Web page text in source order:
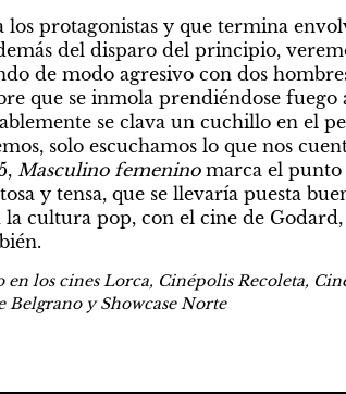
protagonistas y que termina
del disparo del principio,
de modo agresivo con dos
que se inmola prendiéndose fuego
se clava un cuchillo en el
solo escuchamos lo que nos
Masculino femenino marca el
y tensa, que se llevaría puesta
cultura pop, con el cine de
en los cines Lorca, Cinépolis Recoleta,
y Showcase Norte